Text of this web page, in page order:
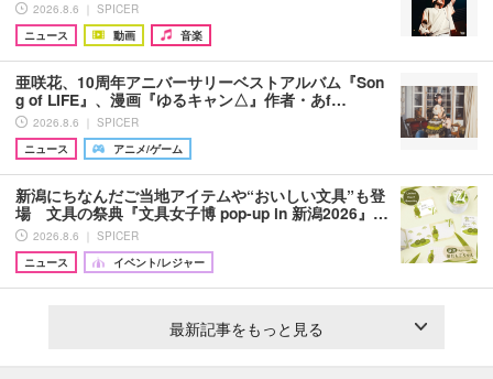
2026.8.6 ｜ SPICER
ニュース
動画 音楽
亜咲花、10周年アニバーサリーベストアルバム『Son
g of LIFE』、漫画『ゆるキャン△』作者・あf…
2026.8.6 ｜ SPICER
ニュース
アニメ/ゲーム
新潟にちなんだご当地アイテムや“おいしい文具”も登
場 文具の祭典『文具女子博 pop-up in 新潟2026』…
2026.8.6 ｜ SPICER
ニュース
イベント/レジャー
最新記事をもっと見る